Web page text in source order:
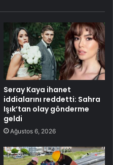
Seray Kaya ihanet
iddialarını reddetti: Sahra
Işık’tan olay gönderme
geldi
Ağustos 6, 2026